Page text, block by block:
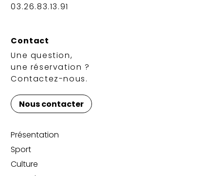
03.26.83.13.91
Contact
Une question,
une réservation ?
Contactez-nous.
Nous contacter
Présentation
Sport
Culture